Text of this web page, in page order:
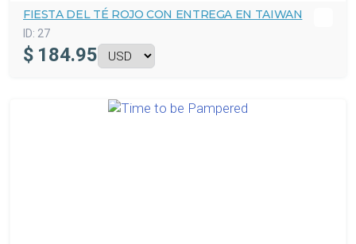
FIESTA DEL TÉ ROJO CON ENTREGA EN TAIWAN
ID: 27
$ 184.95